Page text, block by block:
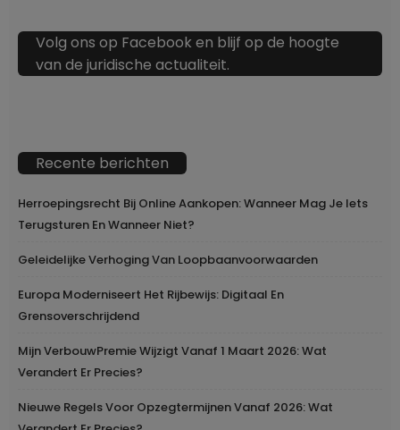
Volg ons op Facebook en blijf op de hoogte
van de juridische actualiteit.
Recente berichten
Herroepingsrecht Bij Online Aankopen: Wanneer Mag Je Iets
Terugsturen En Wanneer Niet?
Geleidelijke Verhoging Van Loopbaanvoorwaarden
Europa Moderniseert Het Rijbewijs: Digitaal En
Grensoverschrijdend
Mijn VerbouwPremie Wijzigt Vanaf 1 Maart 2026: Wat
Verandert Er Precies?
Nieuwe Regels Voor Opzegtermijnen Vanaf 2026: Wat